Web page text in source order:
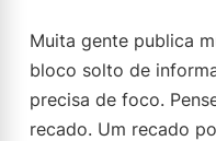
Muita gente publica
bloco solto de
precisa de foco.
recado. Um recado